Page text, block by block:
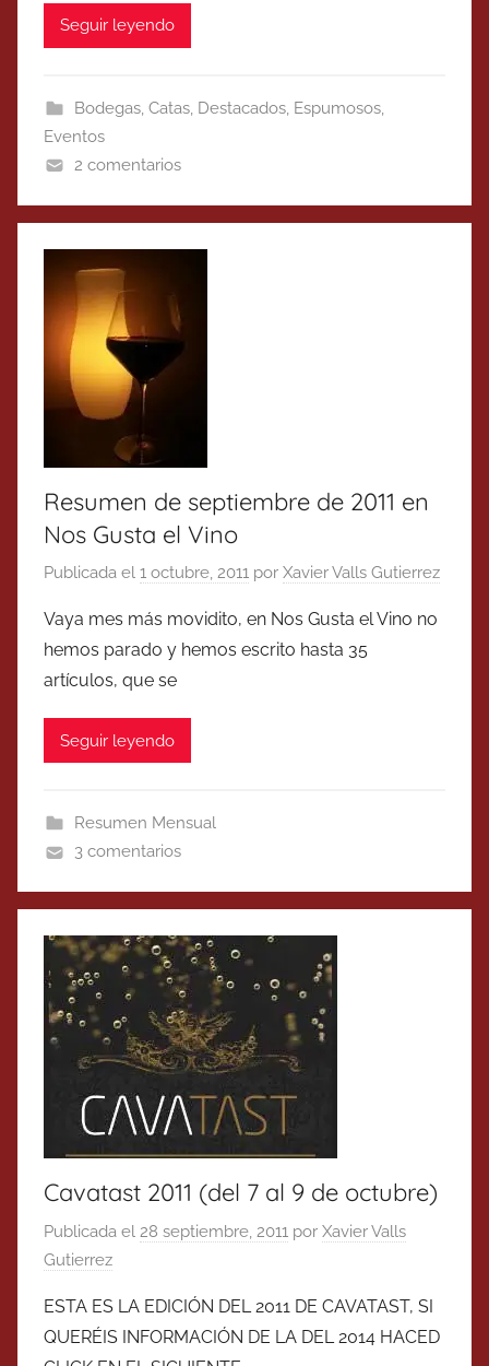
Seguir leyendo
Bodegas, Catas, Destacados, Espumosos,
Eventos
2 comentarios
Resumen de septiembre de 2011 en
Nos Gusta el Vino
Publicada el 1 octubre, 2011 por Xavier Valls Gutierrez
Vaya mes más movidito, en Nos Gusta el Vino no
hemos parado y hemos escrito hasta 35
artículos, que se
Seguir leyendo
Resumen Mensual
3 comentarios
Cavatast 2011 (del 7 al 9 de octubre)
Publicada el 28 septiembre, 2011 por Xavier Valls
Gutierrez
ESTA ES LA EDICIÓN DEL 2011 DE CAVATAST, SI
QUERÉIS INFORMACIÓN DE LA DEL 2014 HACED